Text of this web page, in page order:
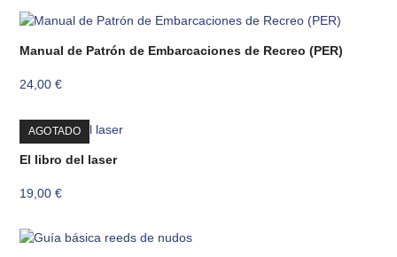
collisions
sea
Manual de Patrón de Embarcaciones de Recreo (PER)
24,00€
AGOTADO
El libro del laser
19,00€